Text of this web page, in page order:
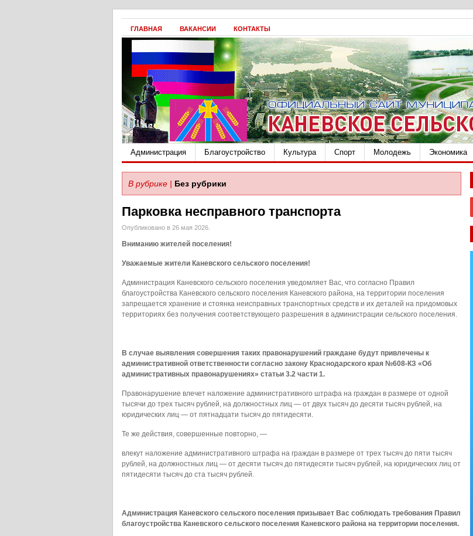
ГЛАВНАЯ ВАКАНСИИ КОНТАКТЫ
Администрация Благоустройство Культура Спорт Молодежь Экономика
В рубрике | Без рубрики
Парковка несправного транспорта
Опубликовано в 26 мая 2026.
Вниманию жителей поселения!
Уважаемые жители Каневского сельского поселения!
Администрация Каневского сельского поселения уведомляет Вас, что согласно Правил
благоустройства Каневского сельского поселения Каневского района, на территории поселения
запрещается хранение и стоянка неисправных транспортных средств и их деталей на придомовых
территориях без получения соответствующего разрешения в администрации сельского поселения.
В случае выявления совершения таких правонарушений граждане будут привлечены к
административной ответственности согласно закону Краснодарского края №608-КЗ «Об
административных правонарушениях» статьи 3.2 части 1.
Правонарушение влечет наложение административного штрафа на граждан в размере от одной
тысячи до трех тысяч рублей, на должностных лиц — от двух тысяч до десяти тысяч рублей, на
юридических лиц — от пятнадцати тысяч до пятидесяти.
Те же действия, совершенные повторно, —
влекут наложение административного штрафа на граждан в размере от трех тысяч до пяти тысяч
рублей, на должностных лиц — от десяти тысяч до пятидесяти тысяч рублей, на юридических лиц от
пятидесяти тысяч до ста тысяч рублей.
Администрация Каневского сельского поселения призывает Вас соблюдать требования Правил
благоустройства Каневского сельского поселения Каневского района на территории поселения.